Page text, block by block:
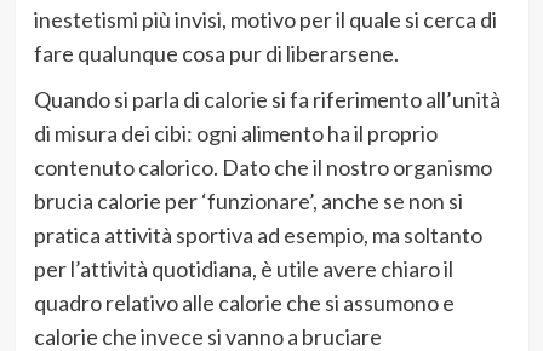
inestetismi più invisi, motivo per il quale si cerca di
fare qualunque cosa pur di liberarsene.
Quando si parla di calorie si fa riferimento all’unità
di misura dei cibi: ogni alimento ha il proprio
contenuto calorico. Dato che il nostro organismo
brucia calorie per ‘funzionare’, anche se non si
pratica attività sportiva ad esempio, ma soltanto
per l’attività quotidiana, è utile avere chiaro il
quadro relativo alle calorie che si assumono e
calorie che invece si vanno a bruciare